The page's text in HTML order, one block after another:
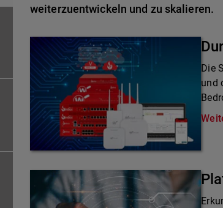
weiterzuentwickeln und zu skalieren.
Die
und